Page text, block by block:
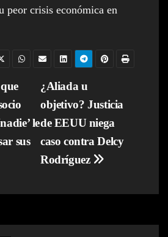
peor crisis económica en
¿Aliada u
objetivo? Justicia
de EEUU niega
caso contra Delcy
Rodríguez
le
sus